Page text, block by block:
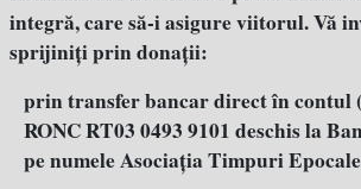
integră, care să-i asigure viitorul. Vă
sprijiniţi prin donaţii:
prin transfer bancar direct în contul
RONC RT03 0493 9101 deschis la
pe numele Asociația Timpuri Epocale